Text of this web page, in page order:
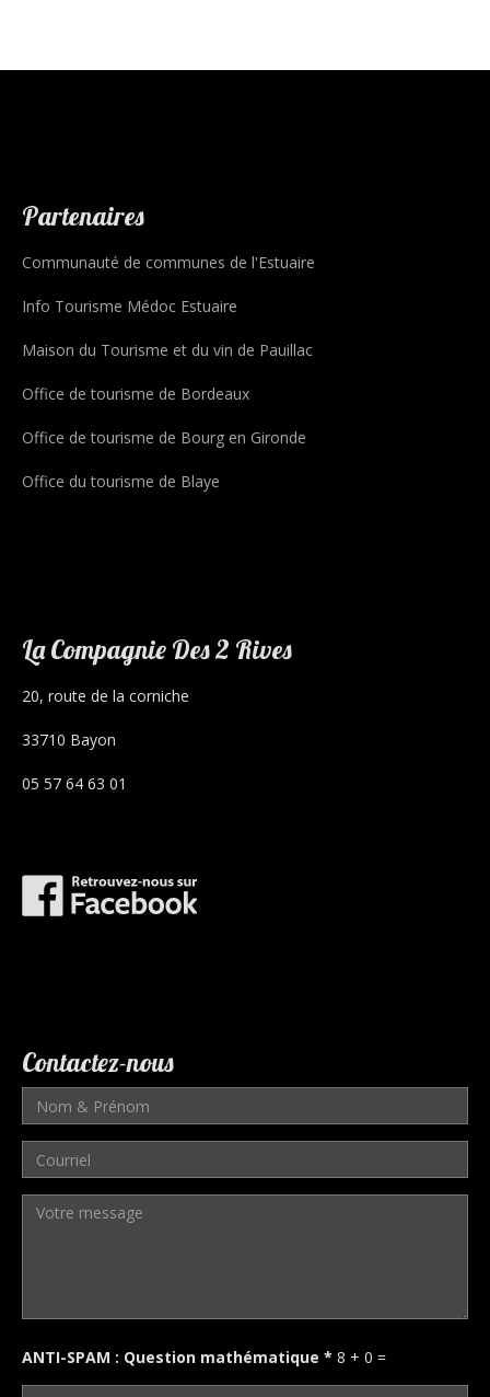
Partenaires
Communauté de communes de l'Estuaire
Info Tourisme Médoc Estuaire
Maison du Tourisme et du vin de Pauillac
Office de tourisme de Bordeaux
Office de tourisme de Bourg en Gironde
Office du tourisme de Blaye
La Compagnie Des 2 Rives
20, route de la corniche
33710 Bayon
05 57 64 63 01
Contactez-nous
Prénom
message
*
ANTI-SPAM : Question mathématique * 8 + 0 =